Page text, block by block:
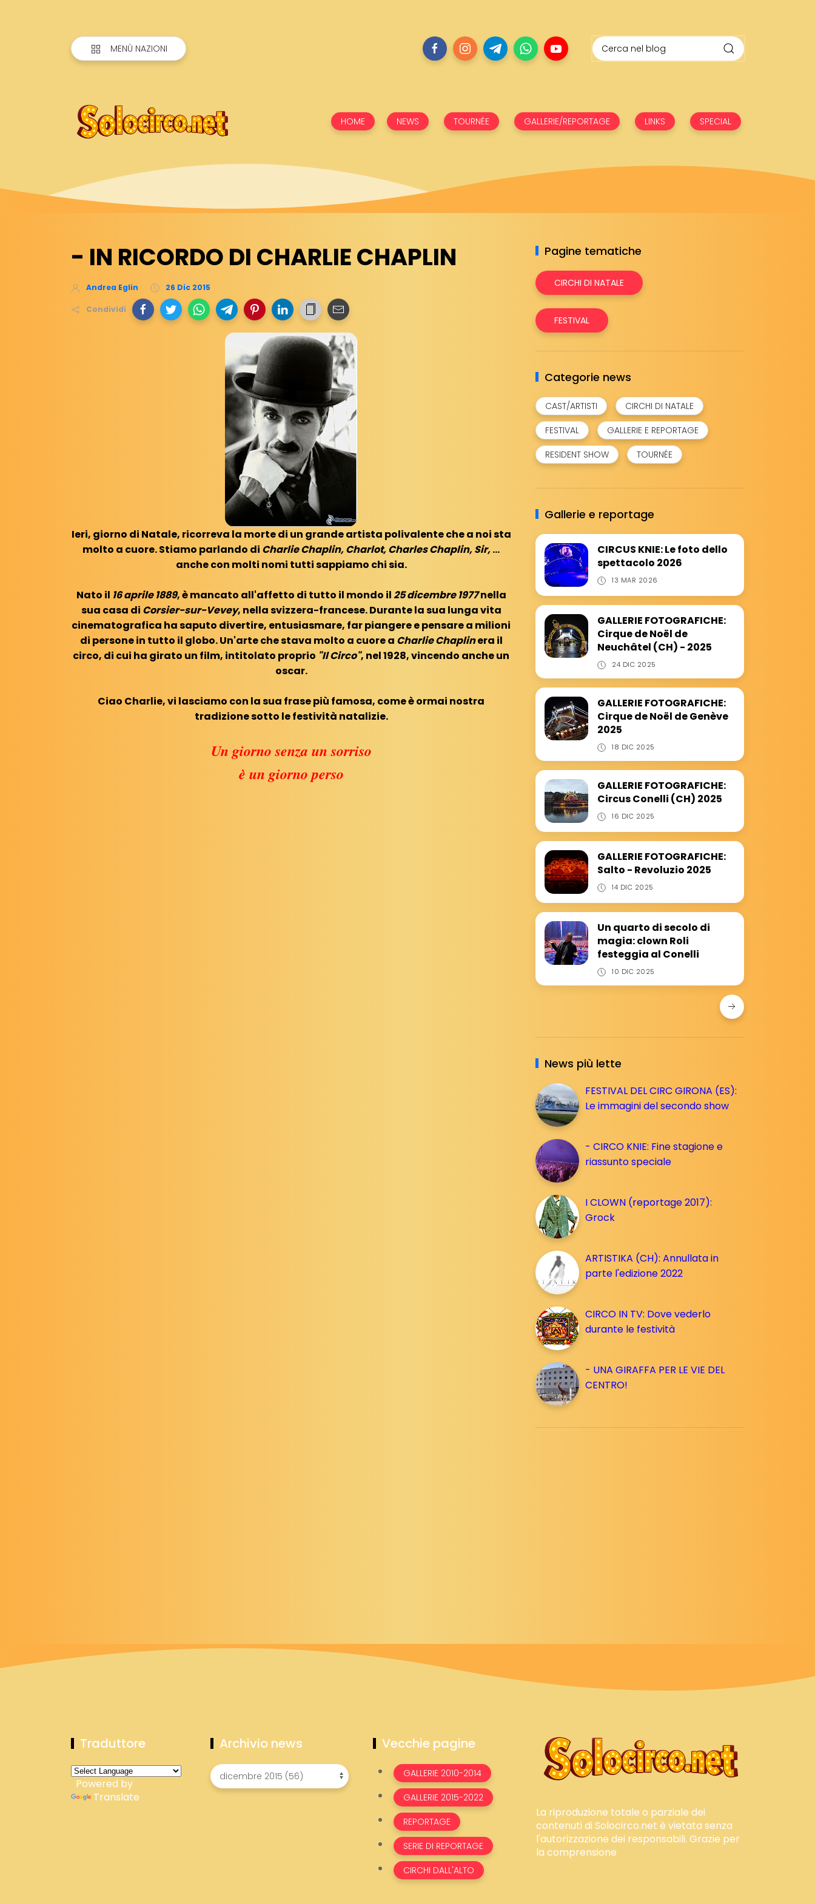
MENÙ NAZIONI
HOME NEWS TOURNÉE GALLERIE/REPORTAGE LINKS SPECIAL
- IN RICORDO DI CHARLIE CHAPLIN
Andrea Eglin 26 Dic 2015
Condividi
Ieri, giorno di Natale, ricorreva la morte di un grande artista polivalente che a noi sta
molto a cuore. Stiamo parlando di Charlie Chaplin, Charlot, Charles Chaplin, Sir,...
anche con molti nomi tutti sappiamo chi sia.
Nato il 16 aprile 1889, è mancato all'affetto di tutto il mondo il25 dicembre 1977nella
sua casa di Corsier-sur-Vevey, nella svizzera-francese. Durante la sua lunga vita
cinematografica ha saputo divertire, entusiasmare, far piangere e pensare a milioni
di persone in tutto il globo. Un'arte che stava molto a cuore a Charlie Chaplinera il
circo, di cui ha girato un film, intitolato proprio "Il Circo", nel 1928, vincendo anche un
oscar.
Ciao Charlie, vi lasciamo con la sua frase più famosa, come è ormai nostra
tradizione sotto le festività natalizie.
Un giorno senza un sorriso
è un giorno perso
Pagine tematiche
CIRCHI DI NATALE
FESTIVAL
Categorie news
CAST/ARTISTI
CIRCHI DI NATALE
FESTIVAL
GALLERIE E REPORTAGE
RESIDENT SHOW
TOURNÉE
Gallerie e reportage
CIRCUS KNIE: Le foto dello
spettacolo 2026
13 MAR 2026
GALLERIE FOTOGRAFICHE:
Cirque de Noël de
Neuchâtel (CH) - 2025
24 DIC 2025
GALLERIE FOTOGRAFICHE:
Cirque de Noël de Genève
2025
18 DIC 2025
GALLERIE FOTOGRAFICHE:
Circus Conelli (CH) 2025
16 DIC 2025
GALLERIE FOTOGRAFICHE:
Salto - Revoluzio 2025
14 DIC 2025
Un quarto di secolo di
magia: clown Roli
festeggia al Conelli
10 DIC 2025
News più lette
FESTIVAL DEL CIRC GIRONA (ES):
Le immagini del secondo show
- CIRCO KNIE: Fine stagione e
riassunto speciale
I CLOWN (reportage 2017):
Grock
ARTISTIKA (CH): Annullata in
parte l'edizione 2022
CIRCO IN TV: Dove vederlo
durante le festività
- UNA GIRAFFA PER LE VIE DEL
CENTRO!
Traduttore
Powered by
Translate
Archivio news Vecchie pagine
GALLERIE 2010-2014
GALLERIE 2015-2022
REPORTAGE
SERIE DI REPORTAGE
CIRCHI DALL'ALTO
La riproduzione totale o parziale dei
contenuti di Solocirco.net è vietata senza
l'autorizzazione dei responsabili. Grazie per
la comprensione